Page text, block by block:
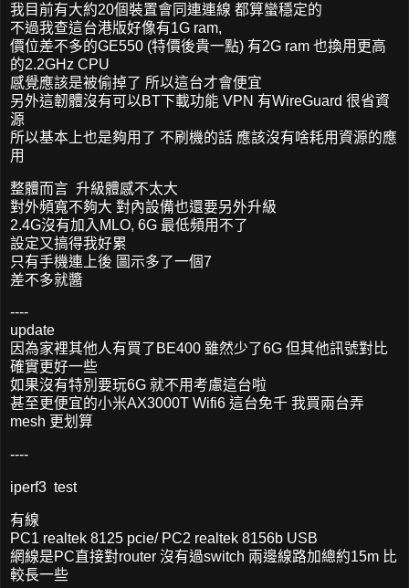
我目前有大約20個裝置會同連連線 都算蠻穩定的
不過我查這台港版好像有1G ram,
價位差不多的GE550 (特價後貴一點) 有2G ram 也換用更高
的2.2GHz CPU
感覺應該是被偷掉了 所以這台才會便宜
另外這韌體沒有可以BT下載功能 VPN 有WireGuard 很省資
源
所以基本上也是夠用了 不刷機的話 應該沒有啥耗用資源的應
用
整體而言 升級體感不太大
對外頻寬不夠大 對內設備也還要另外升級
2.4G沒有加入MLO, 6G 最低頻用不了
設定又搞得我好累
只有手機連上後 圖示多了一個7
差不多就醬
----
update
因為家裡其他人有買了BE400 雖然少了6G 但其他訊號對比
確實更好一些
如果沒有特別要玩6G 就不用考慮這台啦
甚至更便宜的小米AX3000T Wifi6 這台免千 我買兩台弄
mesh 更划算
----
iperf3 test
有線
PC1 realtek 8125 pcie/ PC2 realtek 8156b USB
網線是PC直接對router 沒有過switch 兩邊線路加總約15m 比
較長一些